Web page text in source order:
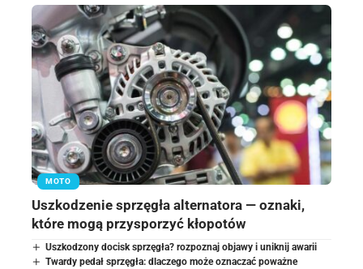
MOTO
Uszkodzenie sprzęgła alternatora — oznaki,
które mogą przysporzyć kłopotów
Uszkodzony docisk sprzęgła? rozpoznaj objawy i uniknij awarii
Twardy pedał sprzęgła: dlaczego może oznaczać poważne